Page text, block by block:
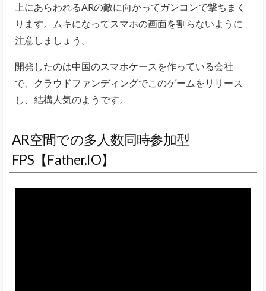
上にあらわれるARの敵に向かってガンコンで撃ちまく
ります。ムキになってスマホの画面を割らないように
注意しましょう。
開発したのは中国のスマホケースを作っている会社
で、クラウドファンディングでこのゲームをリリース
し、結構人気のようです。
AR空間での多人数同時参加型
FPS【Father.IO】